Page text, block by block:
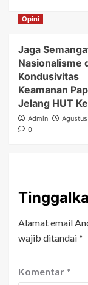
Opini
Jaga
Nasionalisme
Kondusivitas
Keamanan
Jelang HUT
Admin
0
Alamat email
wajib ditandai*
Komentar *